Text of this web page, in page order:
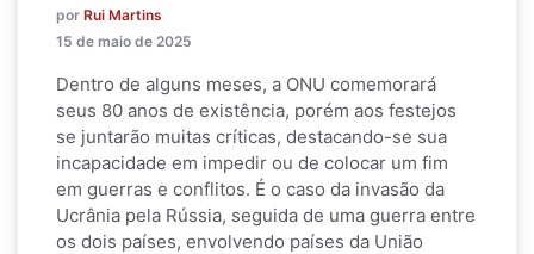
por Rui Martins
15 de maio de 2025
Dentro de alguns meses, a ONU comemorará
seus 80 anos de existência, porém aos festejos
se juntarão muitas críticas, destacando-se sua
incapacidade em impedir ou de colocar um fim
em guerras e conflitos. É o caso da invasão da
Ucrânia pela Rússia, seguida de uma guerra entre
os dois países, envolvendo países da União